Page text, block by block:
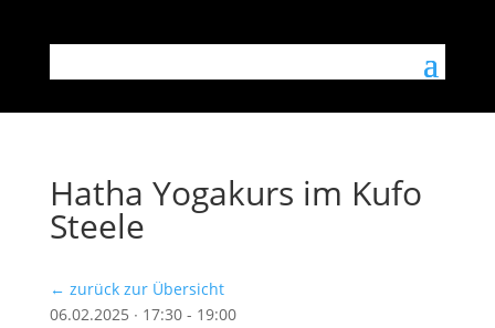
Hatha Yogakurs im Kufo
Steele
← zurück zur Übersicht
06.02.2025 ∙ 17:30 - 19:00